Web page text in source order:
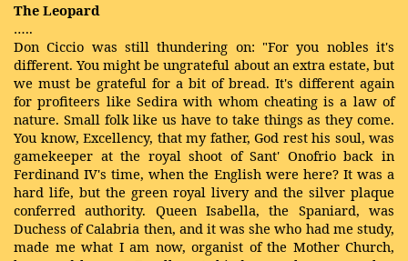
The Leopard
…..
Don Ciccio was still thundering on: "For you nobles it's
different. You might be ungrateful about an extra estate, but
we must be grateful for a bit of bread. It's different again
for profiteers like Sedira with whom cheating is a law of
nature. Small folk like us have to take things as they come.
You know, Excellency, that my father, God rest his soul, was
gamekeeper at the royal shoot of Sant' Onofrio back in
Ferdinand IV's time, when the English were here? It was a
hard life, but the green royal livery and the silver plaque
conferred authority. Queen Isabella, the Spaniard, was
Duchess of Calabria then, and it was she who had me study,
made me what I am now, organist of the Mother Church,